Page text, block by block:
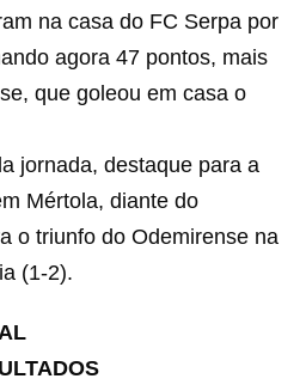
na casa do FC Serpa por
agora 47 pontos, mais
que goleou em casa o
jornada, destaque para a
Mértola, diante do
o triunfo do Odemirense na
(1-2).